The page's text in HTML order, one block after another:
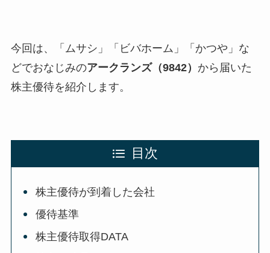
今回は、「ムサシ」「ビバホーム」「かつや」な
どでおなじみのアークランズ（9842） から届いた
株主優待を紹介します。
目次
株主優待が到着した会社
優待基準
株主優待取得DATA